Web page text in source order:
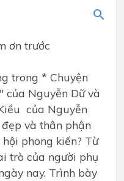
ơn trước
trong * Chuyện
của Nguyễn Dữ và
của Nguyễn
và thân phận
phong kiến? Từ
trò của người phụ
nay. Trình bày